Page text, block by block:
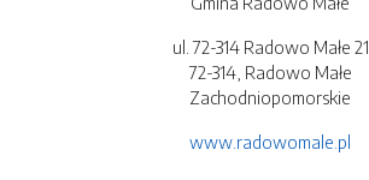
ul. 72-314 Radowo Małe 21
72-314, Radowo Małe
Zachodniopomorskie
www.radowomale.pl